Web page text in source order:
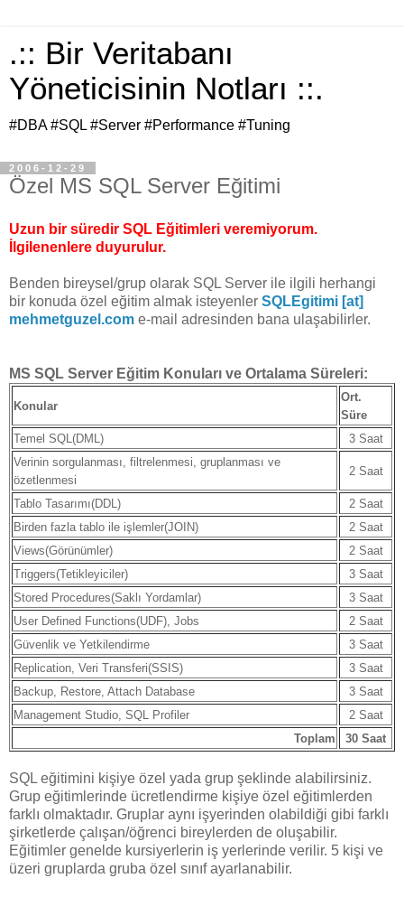
.:: Bir Veritabanı
Yöneticisinin Notları ::.
#DBA #SQL #Server #Performance #Tuning
2006-12-29
Özel MS SQL Server Eğitimi
Uzun bir süredir SQL Eğitimleri veremiyorum.
İlgilenenlere duyurulur.
Benden bireysel/grup olarak SQL Server ile ilgili herhangi
bir konuda özel eğitim almak isteyenler SQLEgitimi [at]
mehmetguzel.com e-mail adresinden bana ulaşabilirler.
MS SQL Server Eğitim Konuları ve Ortalama Süreleri:
Konular
Ort.
Süre
Temel SQL(DML)
3 Saat
Verinin sorgulanması, filtrelenmesi, gruplanması ve
özetlenmesi
2 Saat
Tablo Tasarımı(DDL)
2 Saat
Birden fazla tablo ile işlemler(JOIN)
2 Saat
Views(Görünümler)
2 Saat
Triggers(Tetikleyiciler)
3 Saat
Stored Procedures(Saklı Yordamlar)
3 Saat
User Defined Functions(UDF), Jobs
2 Saat
Güvenlik ve Yetkilendirme
3 Saat
Replication, Veri Transferi(SSIS)
3 Saat
Backup, Restore, Attach Database
3 Saat
Management Studio, SQL Profiler
2 Saat
Toplam
30 Saat
SQL eğitimini kişiye özel yada grup şeklinde alabilirsiniz.
Grup eğitimlerinde ücretlendirme kişiye özel eğitimlerden
farklı olmaktadır. Gruplar aynı işyerinden olabildiği gibi farklı
şirketlerde çalışan/öğrenci bireylerden de oluşabilir.
Eğitimler genelde kursiyerlerin iş yerlerinde verilir. 5 kişi ve
üzeri gruplarda gruba özel sınıf ayarlanabilir.